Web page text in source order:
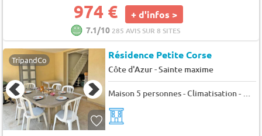
974 € + d'infos >
7.1/10 285 AVIS SUR 8 SITES
TripandCo Résidence Petite Corse
Côte d'Azur-Sainte maxime
Maison 5 personnes - Climatisation - WiFi - Plage à pied - Nartelle - Sainte Maxime - 5 pers. - 65m2